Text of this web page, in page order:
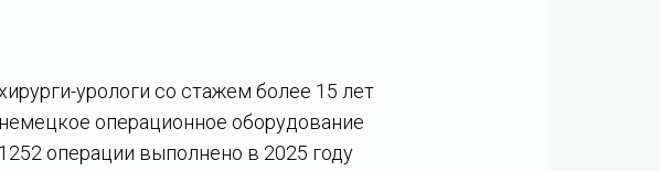
урологи со стажем более 15 лет
немецкое операционное оборудование
1252 операции выполнено в 2025 году